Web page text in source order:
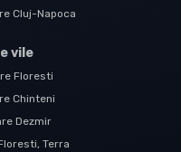
Cluj-Napoca
vile
Floresti
Chinteni
Dezmir
Terra